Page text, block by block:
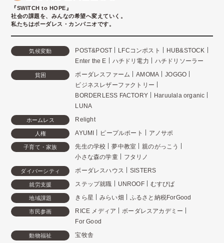
『SWITCH to HOPE』
社会の課題を、みんなの希望へ変えていく。
私たちはボーダレス・カンパニオです。
気候変動 POST&POST LFCコンポスト
HUB&STOCK
Enter the E
ハチドリ電力 ハチドリソーラー
貧困 ボーダレスファーム AMOMA
JOGGO
ビジネスレザーファクトリー
BORDERLESS FACTORY
Haruulala organic
LUNA
ホームレス Relight
人権 AYUMI ピープルポート アノサポ
子育て・家族 先生の学校 夢中教室
親のがっこう
小さな森の学童
フタリノ
ダイバーシティ ボーダレスハウス SISTERS
就労支援 ステップ就職 UNROOF むすびば
地域課題 きら星 みらい畑 ふるさと納税ForGood
市民参画 RICE メディア
ボーダレスアカデミー
For Good
動物福祉 宝牧舎